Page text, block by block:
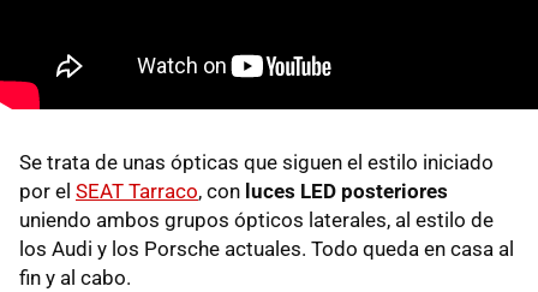
Se trata de unas ópticas que siguen el estilo iniciado
por el SEAT Tarraco, con luces LED posteriores
uniendo ambos grupos ópticos laterales, al estilo de
los Audi y los Porsche actuales. Todo queda en casa al
fin y al cabo.